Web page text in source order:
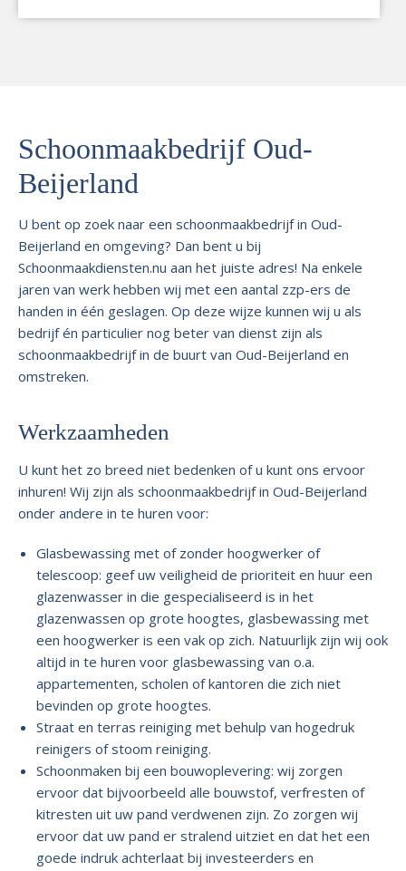
Schoonmaakbedrijf Oud-
Beijerland
U bent op zoek naar een schoonmaakbedrijf in Oud-
Beijerland en omgeving? Dan bent u bij
Schoonmaakdiensten.nu aan het juiste adres! Na enkele
jaren van werk hebben wij met een aantal zzp-ers de
handen in één geslagen. Op deze wijze kunnen wij u als
bedrijf én particulier nog beter van dienst zijn als
schoonmaakbedrijf in de buurt van Oud-Beijerland en
omstreken.
Werkzaamheden
U kunt het zo breed niet bedenken of u kunt ons ervoor
inhuren! Wij zijn als schoonmaakbedrijf in Oud-Beijerland
onder andere in te huren voor:
Glasbewassing met of zonder hoogwerker of
telescoop: geef uw veiligheid de prioriteit en huur een
glazenwasser in die gespecialiseerd is in het
glazenwassen op grote hoogtes, glasbewassing met
een hoogwerker is een vak op zich. Natuurlijk zijn wij ook
altijd in te huren voor glasbewassing van o.a.
appartementen, scholen of kantoren die zich niet
bevinden op grote hoogtes.
Straat en terras reiniging met behulp van hogedruk
reinigers of stoom reiniging.
Schoonmaken bij een bouwoplevering: wij zorgen
ervoor dat bijvoorbeeld alle bouwstof, verfresten of
kitresten uit uw pand verdwenen zijn. Zo zorgen wij
ervoor dat uw pand er stralend uitziet en dat het een
goede indruk achterlaat bij investeerders en